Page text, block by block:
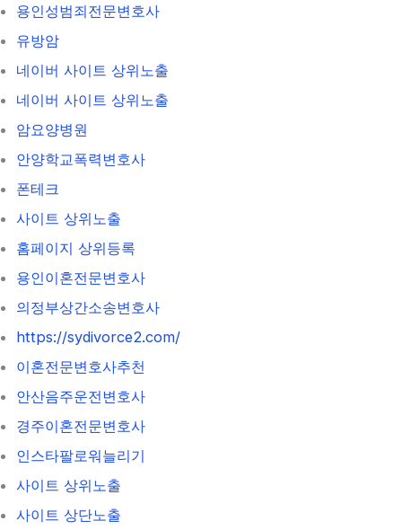
용인성범죄전문변호사
유방암
네이버 사이트 상위노출
네이버 사이트 상위노출
암요양병원
안양학교폭력변호사
폰테크
사이트 상위노출
홈페이지 상위등록
용인이혼전문변호사
의정부상간소송변호사
https://sydivorce2.com/
이혼전문변호사추천
안산음주운전변호사
경주이혼전문변호사
인스타팔로워늘리기
사이트 상위노출
사이트 상단노출